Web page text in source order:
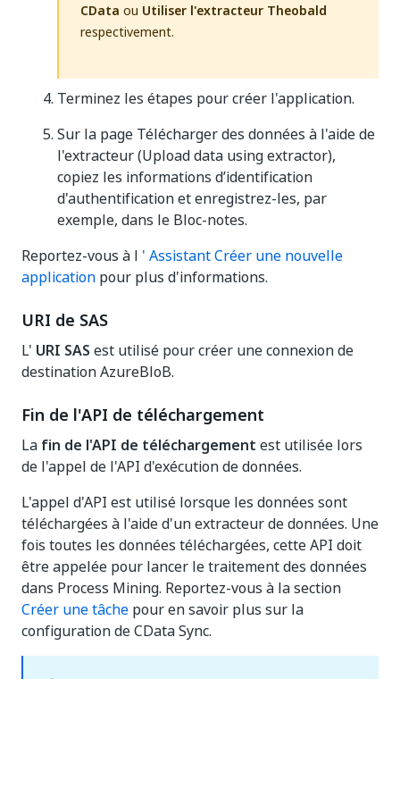
CData ou Utiliser l'extracteur Theobald
respectivement.
Terminez les étapes pour créer l'application.
Sur la page Télécharger des données à l'aide de
l'extracteur (Upload data using extractor),
copiez les informations d’identification
d'authentification et enregistrez-les, par
exemple, dans le Bloc-notes.
Reportez-vous à l ' Assistant Créer une nouvelle
application pour plus d'informations.
URI de SAS
L' URI SAS est utilisé pour créer une connexion de
destination AzureBloB.
Fin de l'API de téléchargement
La fin de l'API de téléchargement est utilisée lors
de l'appel de l'API d'exécution de données.
L'appel d'API est utilisé lorsque les données sont
téléchargées à l'aide d'un extracteur de données. Une
fois toutes les données téléchargées, cette API doit
être appelée pour lancer le traitement des données
dans Process Mining. Reportez-vous à la section
Créer une tâche pour en savoir plus sur la
configuration de CData Sync.
REMARQUE :